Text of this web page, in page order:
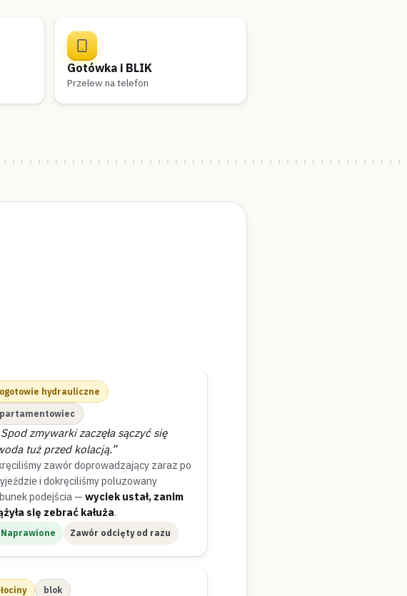
Gotówka i BLIK
Przelew na telefon
hydrauliczne
zmywarki zaczęła sączyć się
tuż przed kolacją.”
zawór doprowadzający zaraz po
i dokręciliśmy poluzowany
podejścia — wyciek ustał, zanim
się zebrać kałuża.
Naprawione Zawór odcięty od razu
blok